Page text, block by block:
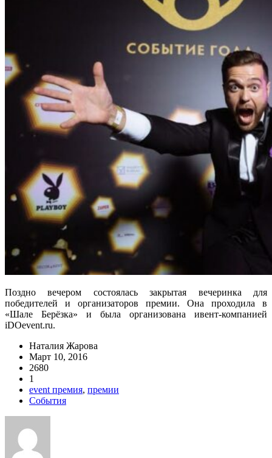
Поздно вечером состоялась закрытая вечеринка для
победителей и организаторов премии. Она проходила в
«Шале Берёзка» и была организована ивент-компанией
iDOevent.ru.
Наталия Жарова
Март 10, 2016
2680
1
event премия, премии
События